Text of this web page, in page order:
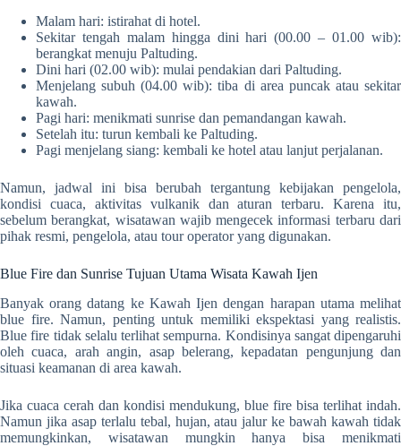
Malam hari: istirahat di hotel.
Sekitar tengah malam hingga dini hari (00.00 – 01.00 wib):
berangkat menuju Paltuding.
Dini hari (02.00 wib): mulai pendakian dari Paltuding.
Menjelang subuh (04.00 wib): tiba di area puncak atau sekitar
kawah.
Pagi hari: menikmati sunrise dan pemandangan kawah.
Setelah itu: turun kembali ke Paltuding.
Pagi menjelang siang: kembali ke hotel atau lanjut perjalanan.
Namun, jadwal ini bisa berubah tergantung kebijakan pengelola,
kondisi cuaca, aktivitas vulkanik dan aturan terbaru. Karena itu,
sebelum berangkat, wisatawan wajib mengecek informasi terbaru dari
pihak resmi, pengelola, atau tour operator yang digunakan.
Blue Fire dan Sunrise Tujuan Utama Wisata Kawah Ijen
Banyak orang datang ke Kawah Ijen dengan harapan utama melihat
blue fire. Namun, penting untuk memiliki ekspektasi yang realistis.
Blue fire tidak selalu terlihat sempurna. Kondisinya sangat dipengaruhi
oleh cuaca, arah angin, asap belerang, kepadatan pengunjung dan
situasi keamanan di area kawah.
Jika cuaca cerah dan kondisi mendukung, blue fire bisa terlihat indah.
Namun jika asap terlalu tebal, hujan, atau jalur ke bawah kawah tidak
memungkinkan, wisatawan mungkin hanya bisa menikmati